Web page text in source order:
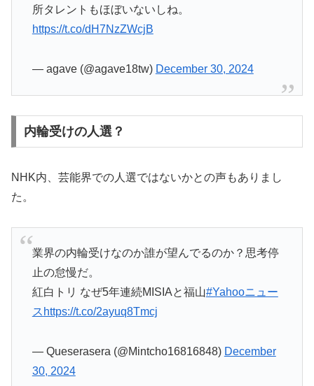
所タレントもほぼいないしね。
https://t.co/dH7NzZWcjB
— agave (@agave18tw) December 30, 2024
内輪受けの人選？
NHK内、芸能界での人選ではないかとの声もありまし
た。
業界の内輪受けなのか誰が望んでるのか？思考停
止の怠慢だ。
紅白トリ なぜ5年連続MISIAと福山#Yahooニュー
ス https://t.co/2ayuq8Tmcj
— Queserasera (@Mintcho16816848) December
30, 2024